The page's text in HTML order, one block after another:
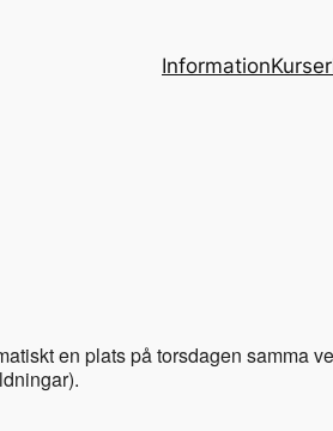
InformationKurser
en plats på torsdagen samma